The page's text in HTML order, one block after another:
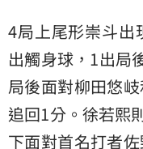
4局上尾形崇斗出
出觸身球，1出局
局後面對柳田悠
追回1分。徐若熙
下面對首名打者